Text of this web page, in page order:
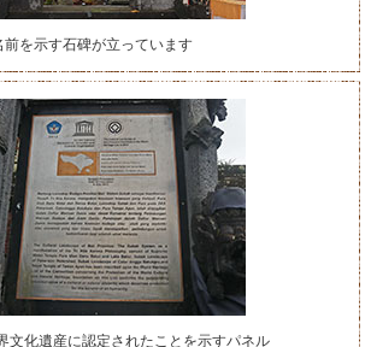
を示す石碑が立っています
文化遺産に認定されたことを示すパネル